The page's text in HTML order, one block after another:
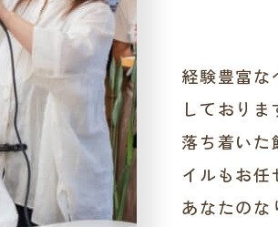
経験豊富な
しておりま
落ち着いた
イルもお任
あなたのな